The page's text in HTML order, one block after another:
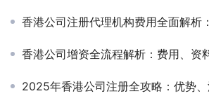
香港公司注册代理机构费用全面解析：2025年最
香港公司增资全流程解析：费用、资
2025年香港公司注册全攻略：优势、流程、费用、